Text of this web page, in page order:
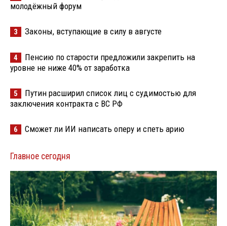
молодёжный форум
3 Законы, вступающие в силу в августе
4
Пенсию по старости предложили закрепить на
уровне не ниже 40% от заработка
5
Путин расширил список лиц с судимостью для
заключения контракта с ВС РФ
6 Сможет ли ИИ написать оперу и спеть арию
Главное сегодня